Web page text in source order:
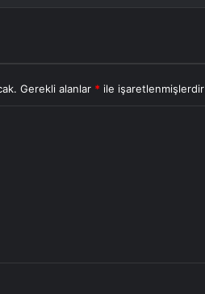
Gerekli alanlar * ile işaretlenmişlerdir